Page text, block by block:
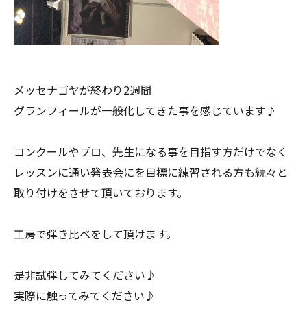
メッセナゴヤが終わり2週間
グランフィールが一般化してきた事を感じています♪
コンクールやプロ、先生になる事を目指す方だけでなく
レッスンに通い発表会にを目標に練習される方も続々と
取り付けをさせて頂いております。
工房で弾き比べをして頂けます。
是非試弾してみてください♪
実際に触ってみてください♪